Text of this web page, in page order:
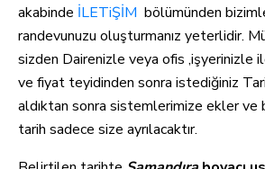
akabinde İLETiŞİM bölümünden
randevunuzu oluşturmanız yeterlidir.
sizden Dairenizle veya ofis ,işyerinizle
ve fiyat teyidinden sonra istediğiniz Tarih
aldıktan sonra sistemlerimize ekler ve
tarih sadece size ayrılacaktır.